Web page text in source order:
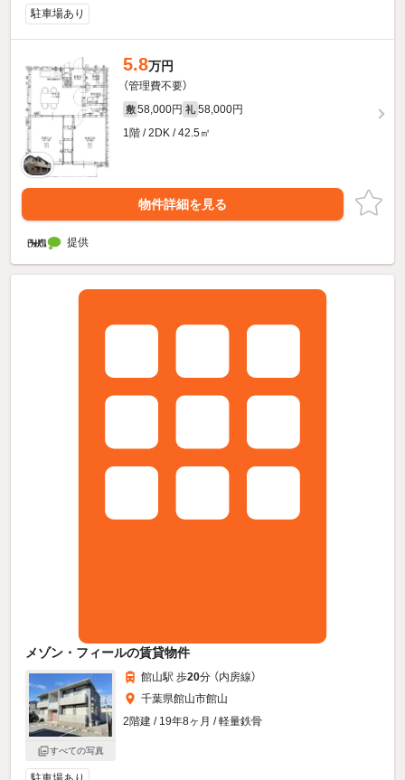
駐車場あり
5.8万円
（管理費不要）
敷 58,000円 礼 58,000円
1階 / 2DK / 42.5㎡
物件詳細を見る
提供
メゾン・フィールの賃貸物件
すべての写真
館山駅 歩20分 （内房線）
千葉県館山市館山
2階建 / 19年8ヶ月 / 軽量鉄骨